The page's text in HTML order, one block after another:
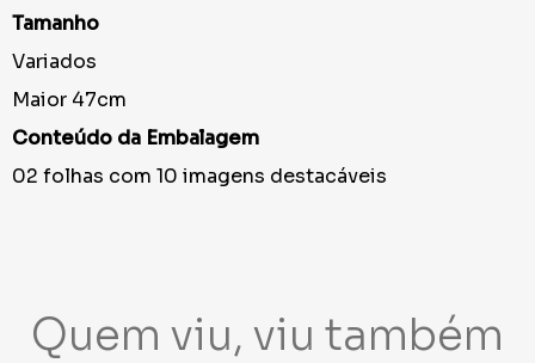
Tamanho
Variados
Maior 47cm
Conteúdo da Embalagem
02 folhas com 10 imagens destacáveis
Quem viu, viu também